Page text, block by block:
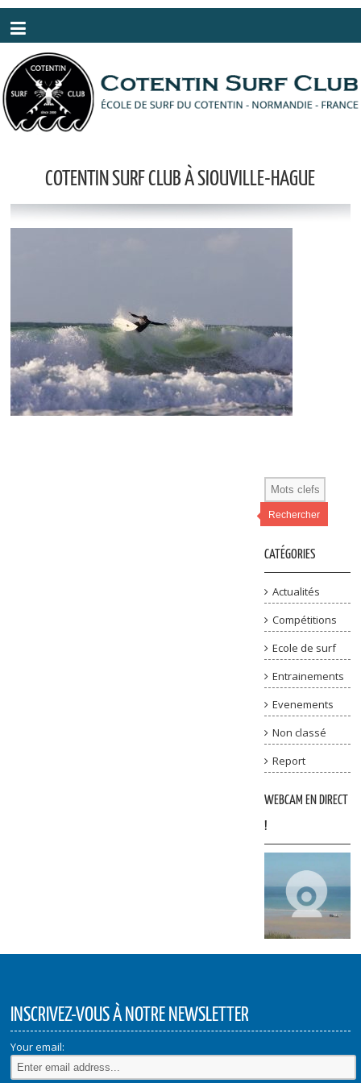
COTENTIN SURF CLUB À SIOUVILLE-HAGUE
Rechercher
CATÉGORIES
Actualités
Compétitions
Ecole de surf
Entrainements
Evenements
Non classé
Report
WEBCAM EN DIRECT
!
INSCRIVEZ-VOUS À NOTRE NEWSLETTER
Your email:
Panneau de gestion des cookies